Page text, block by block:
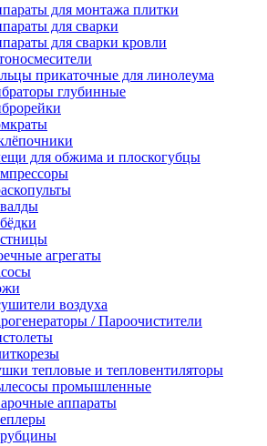
для монтажа плитки
для сварки
для сварки кровли
прикаточные для линолеума
глубинные
для обжима и плоскогубцы
агрегаты
воздуха
/ Пароочистители
тепловые и тепловентиляторы
промышленные
аппараты